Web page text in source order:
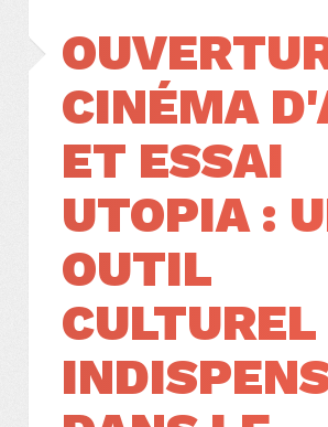
CINÉMA
ET ESSAI
UTOPIA :
OUTIL
CULTUREL